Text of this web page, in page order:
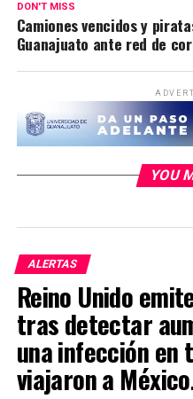
DON'T MISS
Camiones vencidos y
Guanajuato ante red de
YOU
ALERTAS
Reino Unido
tras detectar
una infección en
viajaron a